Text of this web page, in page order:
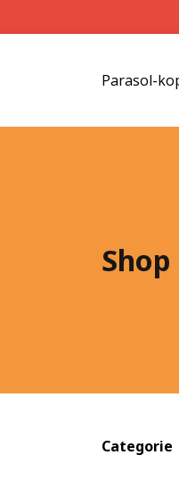
Parasol-
Shop
Categorie